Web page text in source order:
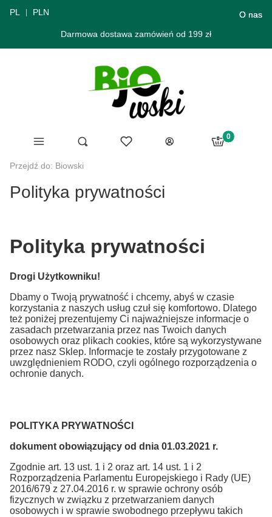
PL PLN
O nas
Darmowa dostawa zamówień od 199 zł
Menu Otwórz wyszukiwarkę
Szukaj Ulubione
Zaloguj się
Produkty w
Koszyk
Przejdź do: Biowski
Polityka prywatności
Polityka prywatności
Drogi Użytkowniku!
Dbamy o Twoją prywatność i chcemy, abyś w czasie
korzystania z naszych usług czuł się komfortowo. Dlatego
też poniżej prezentujemy Ci najważniejsze informacje o
zasadach przetwarzania przez nas Twoich danych
osobowych oraz plikach cookies, które są wykorzystywane
przez nasz Sklep. Informacje te zostały przygotowane z
uwzględnieniem RODO, czyli ogólnego rozporządzenia o
ochronie danych.
POLITYKA PRYWATNOŚCI
dokument obowiązujący od dnia 01.03.2021 r.
Zgodnie art. 13 ust. 1 i 2 oraz art. 14 ust. 1 i 2
Rozporządzenia Parlamentu Europejskiego i Rady (UE)
2016/679 z 27.04.2016 r. w sprawie ochrony osób
fizycznych w związku z przetwarzaniem danych
osobowych i w sprawie swobodnego przepływu takich